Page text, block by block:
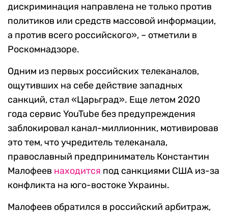
дискриминация направлена не только против
политиков или средств массовой информации,
а против всего российского», – отметили в
Роскомнадзоре.
Одним из первых российских телеканалов,
ощутивших на себе действие западных
санкций, стал «Царьград». Еще летом 2020
года сервис YouTube без предупреждения
заблокировал канал-миллионник, мотивировав
это тем, что учредитель телеканала,
православный предприниматель Константин
Малофеев находится под санкциями США из-за
конфликта на юго-востоке Украины.
Малофеев обратился в российский арбитраж,